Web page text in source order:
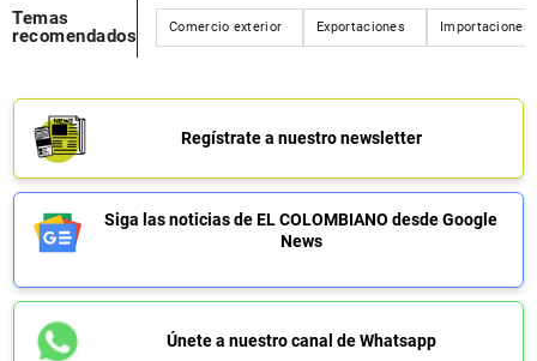
Temas
recomendados
Comercio exterior Exportaciones Importaciones
Regístrate a nuestro newsletter
Siga las noticias de EL COLOMBIANO desde Google
News
Únete a nuestro canal de Whatsapp